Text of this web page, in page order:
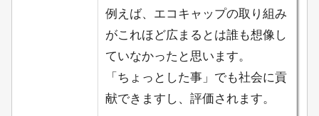
例えば、エコキャップの取り組み
がこれほど広まるとは誰も想像し
ていなかったと思います。
「ちょっとした事」でも社会に貢
献できますし、評価されます。